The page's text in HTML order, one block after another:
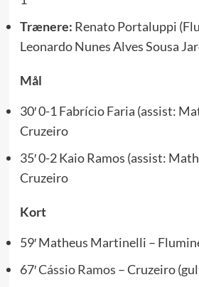
Trænere: Renato Portaluppi
Leonardo Nunes Alves Sousa
Mål
30′ 0-1 Fabrício Faria (assist:
Cruzeiro
35′ 0-2 Kaio Ramos (assist:
Cruzeiro
Kort
59′ Matheus Martinelli –
67′Cássio Ramos – Cruzeiro